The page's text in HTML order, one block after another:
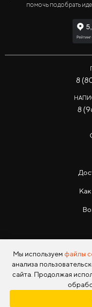
помочь подобрать
8
8
Как
Copyright © 2026
Мы используем файлы
анализа
сайта. Продолжая